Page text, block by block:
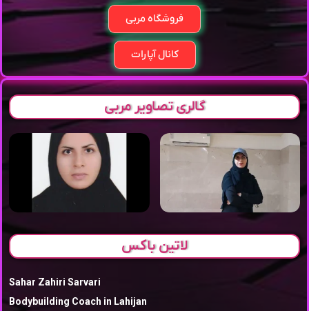
فروشگاه مربی
کانال آپارات
گالری تصاویر مربی
لاتین باکس
Sahar Zahiri Sarvari
Bodybuilding Coach in Lahijan